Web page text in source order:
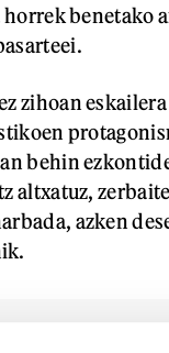
benetako
zihoan
behin
altxatuz,
azken